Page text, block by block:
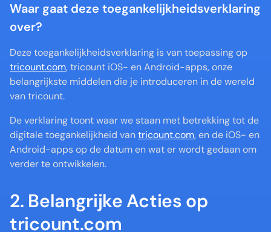
Waar gaat deze toegankelijkheidsverklaring
over? ️
tricount.com, tricount iOS- en Android-apps, onze
belangrijkste middelen die je introduceren in de wereld
van tricount.
De verklaring toont waar we staan met betrekking tot de
digitale toegankelijkheid van tricount.com, en de iOS- en
Android-apps op de datum en wat er wordt gedaan om
verder te ontwikkelen.
2. Belangrijke Acties op
tricount.com